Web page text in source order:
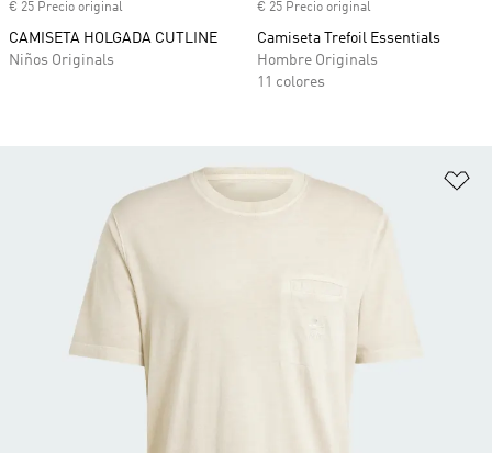
€ 25 Precio original
CAMISETA HOLGADA CUTLINE
Niños Originals
€ 25 Precio original
Camiseta Trefoil Essentials
Hombre Originals
11 colores